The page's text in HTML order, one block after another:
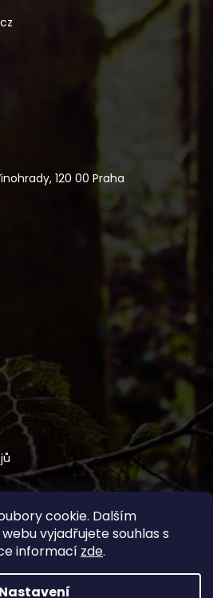
cookie. Dalším
vyjadřujete souhlas s
informací zde.
Nastavení
120 00 Praha